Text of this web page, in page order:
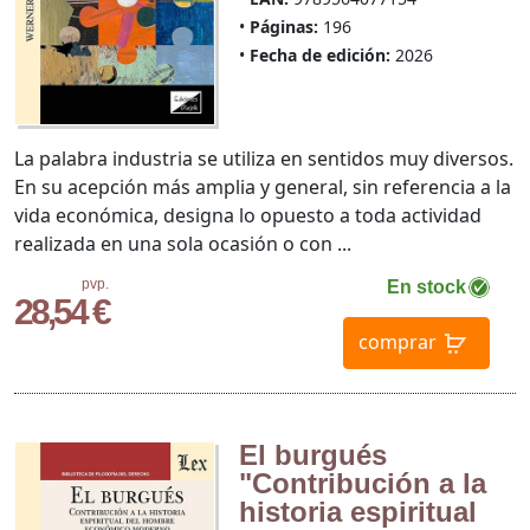
Páginas: 196
Fecha de edición: 2026
pvp.
28,54 €
En stock
comprar
La palabra industria se utiliza en sentidos muy diversos.
En su acepción más amplia y general, sin referencia a la
vida económica, designa lo opuesto a toda actividad
realizada en una sola ocasión o con ...
El burgués
"Contribución a la
historia espiritual